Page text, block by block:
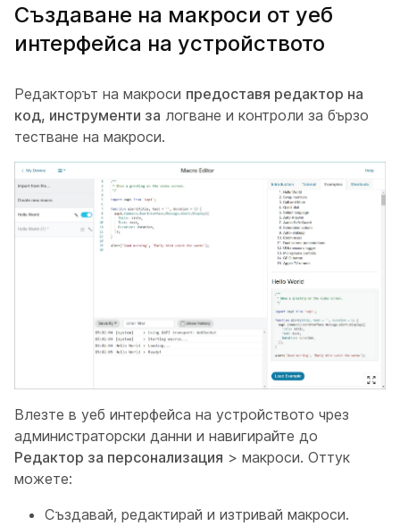
Създаване на макроси от уеб
интерфейса на устройството
Редакторът на макроси предоставя редактор на
код, инструменти за логване и контроли за бързо
тестване на макроси.
Влезте в уеб интерфейса на устройството чрез
администраторски данни и навигирайте до
Редактор за персонализация > макроси. Оттук
можете:
Създавай, редактирай и изтривай макроси.